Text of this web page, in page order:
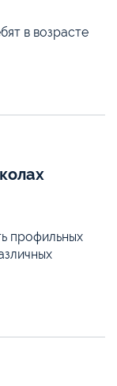
в возрасте
профильных